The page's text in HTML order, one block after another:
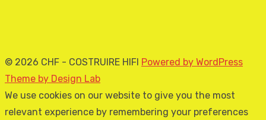
© 2026 CHF - COSTRUIRE HIFI Powered by WordPress
Theme by Design Lab
We use cookies on our website to give you the most
relevant experience by remembering your preferences